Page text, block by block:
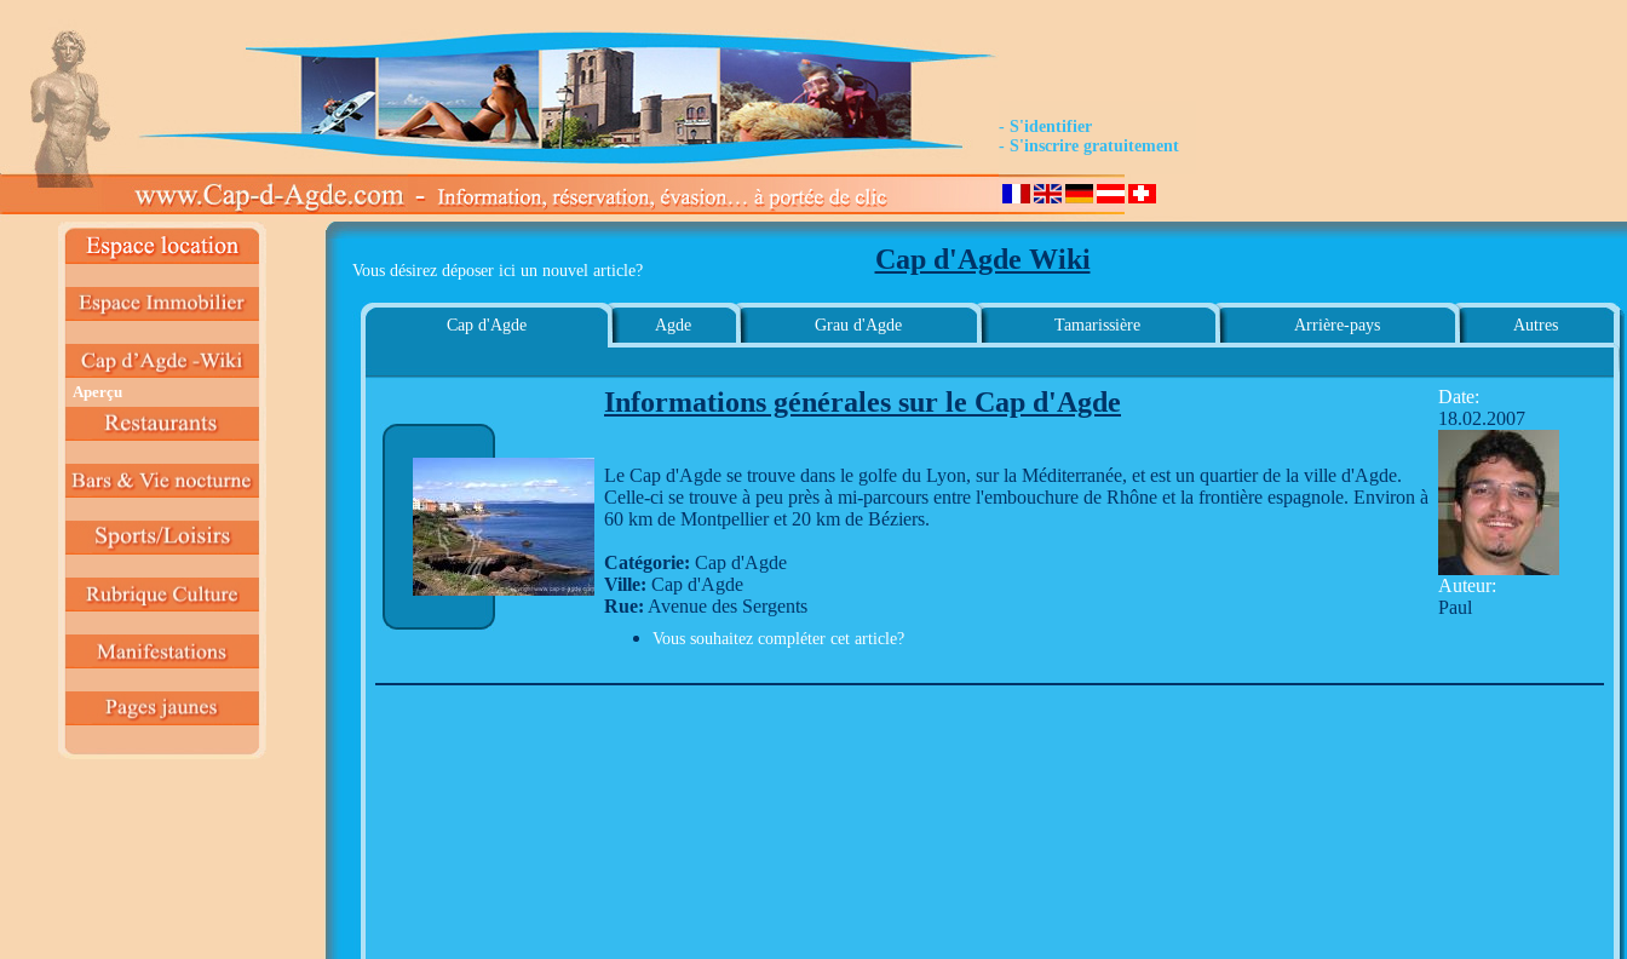
- S'identifier
- S'inscrire gratuitement
Aperçu
Vous désirez déposer ici un nouvel article? Cap d'Agde Wiki
Cap d'Agde Agde Grau d'Agde Tamarissière Arrière-pays Autres
Informations générales sur le Cap d'Agde
Le Cap d'Agde se trouve dans le golfe du Lyon, sur la Méditerranée, et est un quartier de la ville d'Agde.
Celle-ci se trouve à peu près à mi-parcours entre l'embouchure de Rhône et la frontière espagnole. Environ à
60 km de Montpellier et 20 km de Béziers.
Catégorie: Cap d'Agde
Ville: Cap d'Agde
Rue: Avenue des Sergents
Date:
18.02.2007
Auteur:
Paul
Vous souhaitez compléter cet article?